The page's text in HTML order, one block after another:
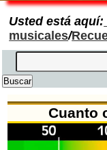
Usted está aquí:
musicales/
Cuanto